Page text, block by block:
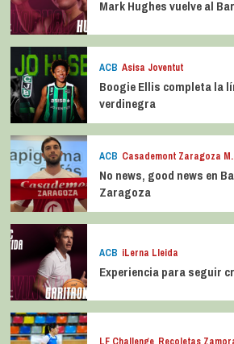
Mark Hughes vuelve al
ACB Asisa Joventut
Boogie Ellis completa la
verdinegra
ACB Casademont Zaragoza M.
No news, good news en
Zaragoza
ACB iLerna Lleida
Experiencia para seguir